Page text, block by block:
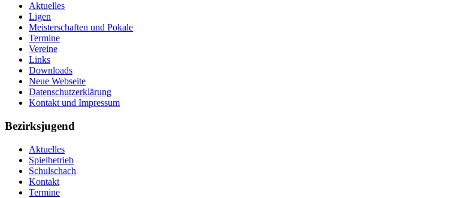
Aktuelles
Ligen
Meisterschaften und Pokale
Termine
Vereine
Links
Downloads
Neue Webseite
Datenschutzerklärung
Kontakt und Impressum
Bezirksjugend
Aktuelles
Spielbetrieb
Schulschach
Kontakt
Termine